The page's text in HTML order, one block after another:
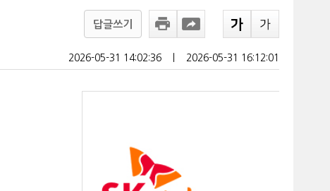
답글쓰기
2026-05-31 14:02:36 2026-05-31 16:12:01